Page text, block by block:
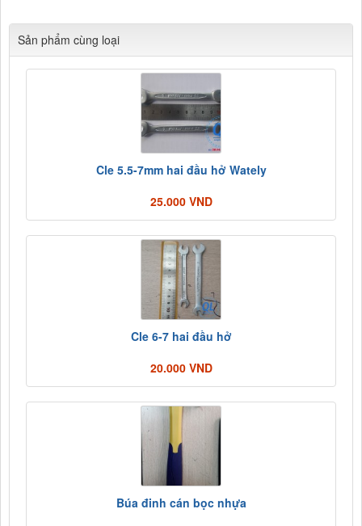
Sản phẩm cùng loại
Cle 5.5-7mm hai đầu hở Wately
25.000 VND
Cle 6-7 hai đầu hở
20.000 VND
Búa đinh cán bọc nhựa